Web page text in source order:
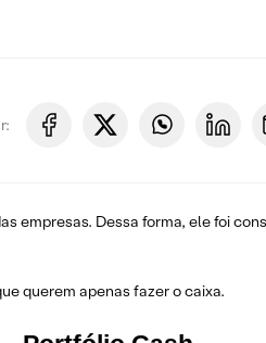
empresas. Dessa forma, ele foi
querem apenas fazer o caixa.